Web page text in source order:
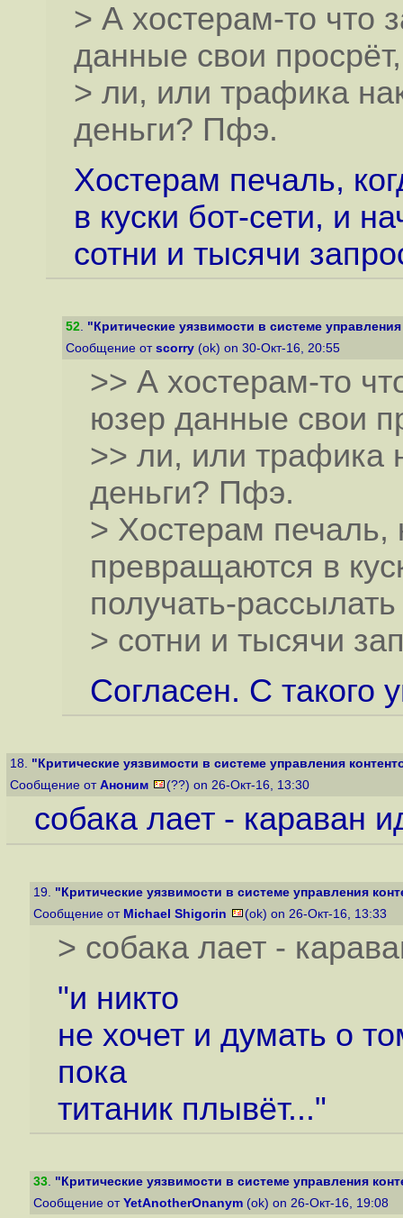
> А хостерам-то что
данные свои
> ли, или трафика
деньги? Пфэ.
Хостерам печаль,
в куски бот-сети, и
сотни и тысячи
52. "Критические уязвимости в системе
Сообщение от scorry (ok) on 30-Окт-16, 20:55
>> А хостерам-то
юзер данные свои
>> ли, или трафика
деньги? Пфэ.
> Хостерам печаль,
превращаются в
получать-рассылать
> сотни и тысячи
Согласен. С такого
18. "Критические уязвимости в системе управления
Сообщение от Аноним (??) on 26-Окт-16, 13:30
собака лает - караван
19. "Критические уязвимости в системе управления
Сообщение от Michael Shigorin (ok) on 26-Окт-16, 13:33
> собака лает -
"и никто
не хочет и думать о
пока
титаник плывёт..."
33. "Критические уязвимости в системе управления
Сообщение от YetAnotherOnanym (ok) on 26-Окт-16, 19:08